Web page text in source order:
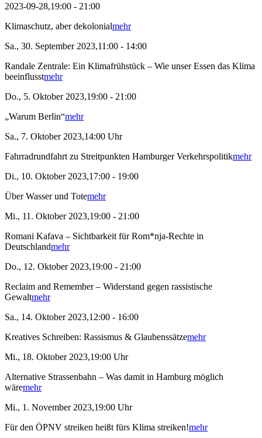
2023-09-28,19:00 - 21:00
Klimaschutz, aber dekolonialmehr
Sa., 30. September 2023,11:00 - 14:00
Randale Zentrale: Ein Klimafrühstück – Wie unser Essen das Klima
beeinflusstmehr
Do., 5. Oktober 2023,19:00 - 21:00
„Warum Berlin“mehr
Sa., 7. Oktober 2023,14:00 Uhr
Fahrradrundfahrt zu Streitpunkten Hamburger Verkehrspolitikmehr
Di., 10. Oktober 2023,17:00 - 19:00
Über Wasser und Totemehr
Mi., 11. Oktober 2023,19:00 - 21:00
Romani Kafava – Sichtbarkeit für Rom*nja-Rechte in
Deutschlandmehr
Do., 12. Oktober 2023,19:00 - 21:00
Reclaim and Remember – Widerstand gegen rassistische
Gewaltmehr
Sa., 14. Oktober 2023,12:00 - 16:00
Kreatives Schreiben: Rassismus & Glaubenssätzemehr
Mi., 18. Oktober 2023,19:00 Uhr
Alternative Strassenbahn – Was damit in Hamburg möglich
wäremehr
Mi., 1. November 2023,19:00 Uhr
Für den ÖPNV streiken heißt fürs Klima streiken!mehr